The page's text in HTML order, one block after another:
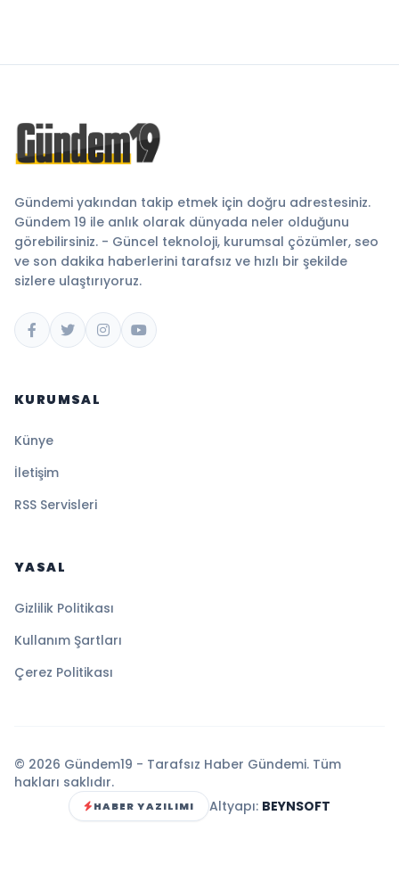
Gündemi yakından takip etmek için doğru adrestesiniz.
Gündem 19 ile anlık olarak dünyada neler olduğunu
görebilirsiniz. - Güncel teknoloji, kurumsal çözümler, seo
ve son dakika haberlerini tarafsız ve hızlı bir şekilde
sizlere ulaştırıyoruz.
KURUMSAL
Künye
İletişim
RSS Servisleri
YASAL
Gizlilik Politikası
Kullanım Şartları
Çerez Politikası
© 2026 Gündem19 - Tarafsız Haber Gündemi. Tüm
hakları saklıdır.
HABER YAZILIMI Altyapı: BEYNSOFT